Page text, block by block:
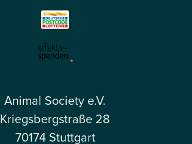
Animal Society e.V.
Kriegsbergstraße 28
70174 Stuttgart